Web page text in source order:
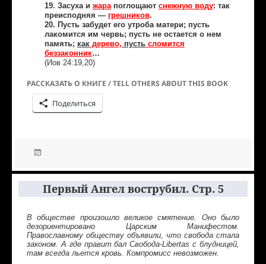
19. Засуха и жарапоглощают снежную воду: так
преисподняя — грешников.
20. Пусть забудет его утроба матери; пусть
лакомится им червь; пусть не остается о нем
память; какдерево, пустьсломится
беззаконник…
(Иов 24:19,20)
РАССКАЗАТЬ О КНИГЕ / TELL OTHERS ABOUT THIS BOOK
Поделиться
Первый Ангел вострубил. Стр. 5
В обществе произошло великое смятение. Оно было
дезориентировано Царским Манифестом.
Православному обществу объявили, что свобода стала
законом. А где правит бал Свобода-Libertas с блудницей,
там всегда льется кровь. Компромисс невозможен.